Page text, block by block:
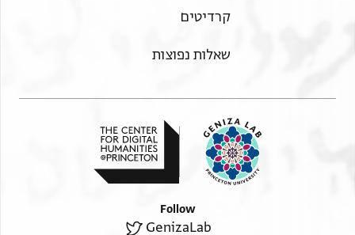
קרדיטים
שאלות נפוצות
Follow
GenizaLab